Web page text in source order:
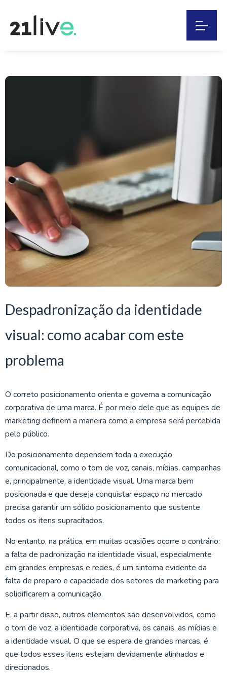
Despadronização da identidade
visual: como acabar com este
problema
O correto posicionamento orienta e governa a comunicação
corporativa de uma marca. É por meio dele que as equipes de
marketing definem a maneira como a empresa será percebida
pelo público.
Do posicionamento dependem toda a execução
comunicacional, como o tom de voz, canais, mídias, campanhas
e, principalmente, a identidade visual. Uma marca bem
posicionada e que deseja conquistar espaço no mercado
precisa garantir um sólido posicionamento que sustente
todos os itens supracitados.
No entanto, na prática, em muitas ocasiões ocorre o contrário:
a falta de padronização na identidade visual, especialmente
em grandes empresas e redes, é um sintoma evidente da
falta de preparo e capacidade dos setores de marketing para
solidificarem a comunicação.
E, a partir disso, outros elementos são desenvolvidos, como
o tom de voz, a identidade corporativa, os canais, as mídias e
a identidade visual. O que se espera de grandes marcas, é
que todos esses itens estejam devidamente alinhados e
direcionados.